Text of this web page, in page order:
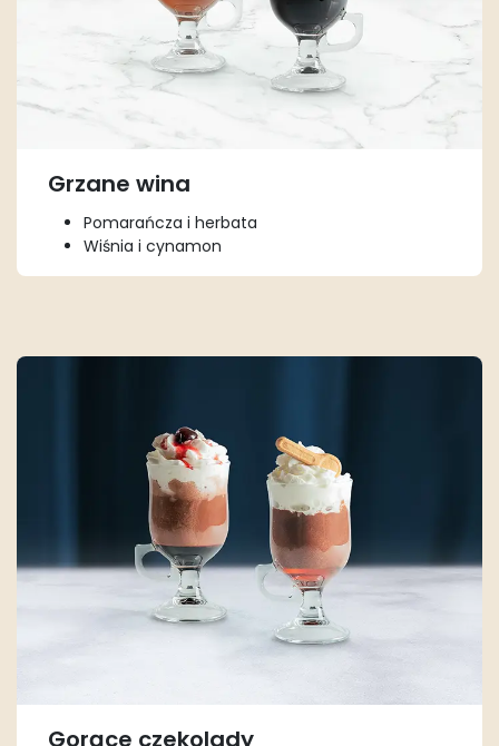
Grzane wina
Pomarańcza i herbata
Wiśnia i cynamon
Gorące czekolady